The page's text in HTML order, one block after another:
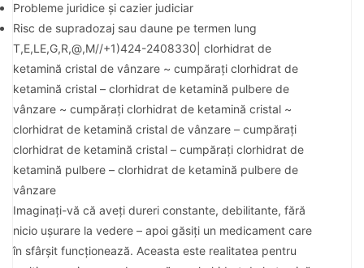
Probleme juridice și cazier judiciar
Risc de supradozaj sau daune pe termen lung
T,E,LE,G,R,@,M//+1)424-2408330| clorhidrat de
ketamină cristal de vânzare ~ cumpărați clorhidrat de
ketamină cristal – clorhidrat de ketamină pulbere de
vânzare ~ cumpărați clorhidrat de ketamină cristal ~
clorhidrat de ketamină cristal de vânzare – cumpărați
clorhidrat de ketamină cristal – cumpărați clorhidrat de
ketamină pulbere – clorhidrat de ketamină pulbere de
vânzare
Imaginați-vă că aveți dureri constante, debilitante, fără
nicio ușurare la vedere – apoi găsiți un medicament care
în sfârșit funcționează. Aceasta este realitatea pentru